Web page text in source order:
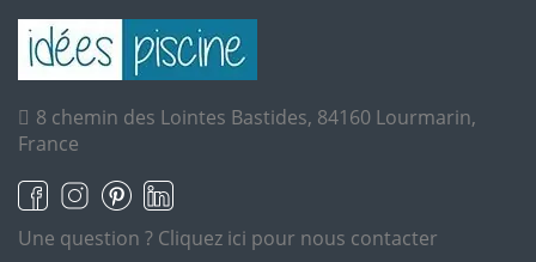
8 chemin des Lointes Bastides, 84160 Lourmarin,
France
Une question ? Cliquez ici pour nous contacter